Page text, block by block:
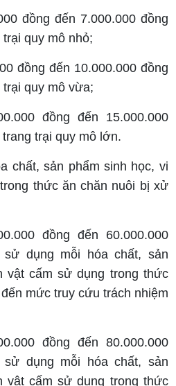
đồng đến 7.000.000 đồng
quy mô nhỏ;
đồng đến 10.000.000 đồng
quy mô vừa;
đồng đến 15.000.000
trại quy mô lớn.
chất, sản phẩm sinh học, vi
thức ăn chăn nuôi bị xử
đồng đến 60.000.000
dụng mỗi hóa chất, sản
vật cấm sử dụng trong thức
mức truy cứu trách nhiệm
đồng đến 80.000.000
dụng mỗi hóa chất, sản
vật cấm sử dụng trong thức